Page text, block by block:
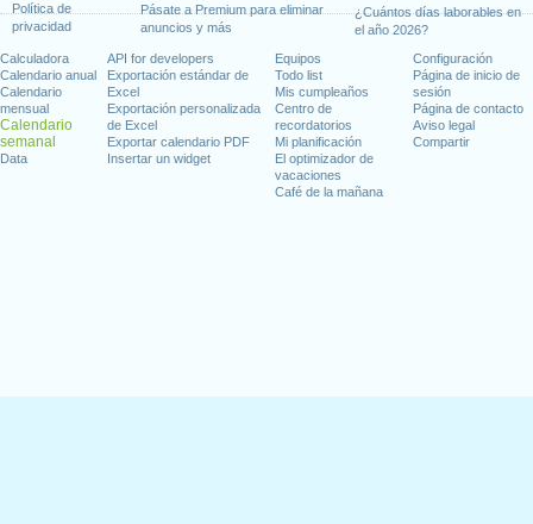
Política de
privacidad
Pásate a Premium para eliminar
anuncios y más
¿Cuántos días laborables en
el año 2026?
Calculadora
Calendario anual
Calendario
mensual
Calendario
semanal
Data
API for developers
Exportación estándar de
Excel
Exportación personalizada
de Excel
Exportar calendario PDF
Insertar un widget
Equipos
Todo list
Mis cumpleaños
Centro de
recordatorios
Mi planificación
El optimizador de
vacaciones
Café de la mañana
Configuración
Página de inicio de
sesión
Página de contacto
Aviso legal
Compartir